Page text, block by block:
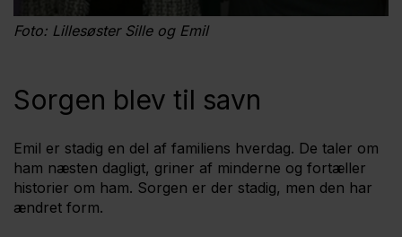
Foto: Lillesøster Sille og Emil
Sorgen blev til savn
Emil er stadig en del af familiens hverdag. De taler om
ham næsten dagligt, griner af minderne og fortæller
historier om ham. Sorgen er der stadig, men den har
ændret form.